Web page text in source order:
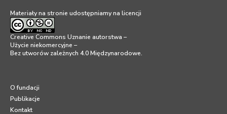
Materiały na stronie udostępniamy na licencji
Creative Commons Uznanie autorstwa –
Użycie niekomercyjne –
Bez utworów zależnych 4.0 Międzynarodowe.
O fundacji
Publikacje
Kontakt